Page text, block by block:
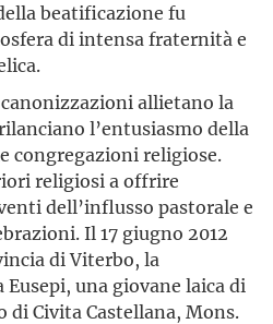
beatificazione fu
di intensa fraternità e
allietano la
l’entusiasmo della
congregazioni religiose.
religiosi a offrire
dell’influsso pastorale e
Il 17 giugno 2012
di Viterbo, la
una giovane laica di
di Civita Castellana, Mons.